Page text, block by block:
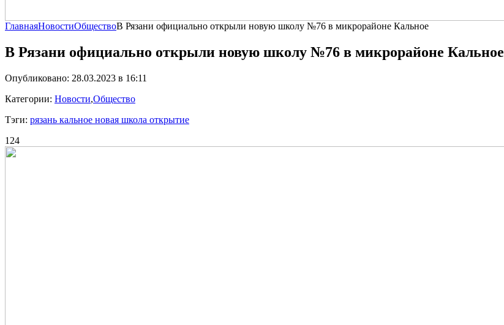
ГлавнаяНовостиОбществоВ Рязани официально открыли новую школу №76 в микрорайоне Кальное
В Рязани официально открыли новую школу №76 в микрорайоне Кальное
Опубликовано: 28.03.2023 в 16:11
Категории: Новости,Общество
Тэги: рязань кальное новая школа открытие
124